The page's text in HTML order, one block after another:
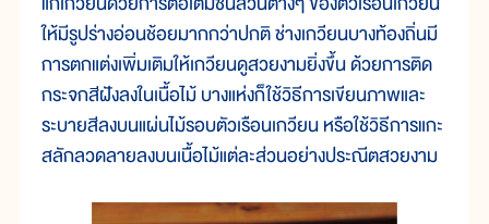
ให้มีรูปร่างอ่อนช้อยมากกว่าปกติ ช่างเกวียนบางท้องถิ่นมี
การตกแต่งเพิ่มเติมให้เกวียนดูสวยงามยิ่งขึ้น ด้วยการติด
กระจกสีฝังลงในเนื้อไม้ บางแห่งก็ใช้วิธีการเขียนภาพและ
ระบายสีลงบนแผ่นไม้รอบตัวเรือนเกวียน หรือใช้วิธีการแกะ
สลักลวดลายลงบนเนื้อไม้แต่ละส่วนอย่างประณีตสวยงาม